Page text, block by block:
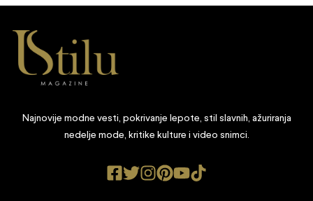
Najnovije modne vesti, pokrivanje lepote, stil slavnih, ažuriranja
nedelje mode, kritike kulture i video snimci.